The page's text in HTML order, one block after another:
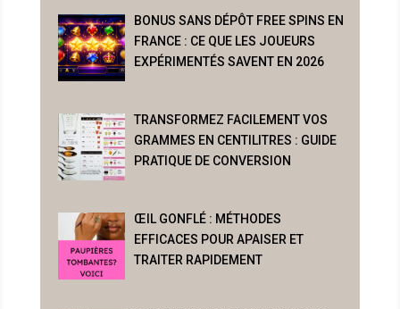
BONUS SANS DÉPÔT FREE SPINS EN
FRANCE : CE QUE LES JOUEURS
EXPÉRIMENTÉS SAVENT EN 2026
TRANSFORMEZ FACILEMENT VOS
GRAMMES EN CENTILITRES : GUIDE
PRATIQUE DE CONVERSION
ŒIL GONFLÉ : MÉTHODES
EFFICACES POUR APAISER ET
TRAITER RAPIDEMENT